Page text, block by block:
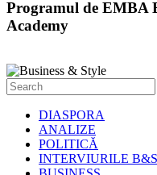
Business
&
Știri
cu
Programul de EMBA
Academy
DIASPORA
ANALIZE
POLITICĂ
INTERVIURILE B&S